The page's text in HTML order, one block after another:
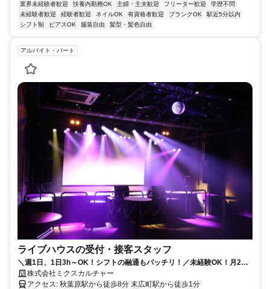
業界未経験者歓迎 扶養内勤務OK 主婦・主夫歓迎 フリーター歓迎
学歴不問
未経験者歓迎
経験者歓迎 ネイルOK 有資格者歓迎 ブランクOK
駅近5分以内
シフト制
ピアスOK 服装自由 髪型・髪色自由
アルバイト・パート
ライブハウスの受付・接客スタッフ
＼週1日、1日3h～OK！シフトの融通もバッチリ！／未経験OK！月2回~
の出勤もOK！サブの仕事として勤務できます！
株式会社ミクスカルチャー
アクセス: 秋葉原駅から徒歩8分 末広町駅から徒歩1分